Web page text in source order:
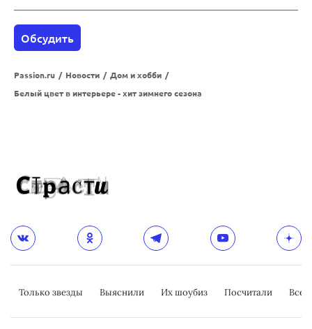
Обсудить
Passion.ru / Новости / Дом и хобби /
Белый цвет в интерьере - хит зимнего сезона
Только звезды Выяснили Их шоубиз Посчитали